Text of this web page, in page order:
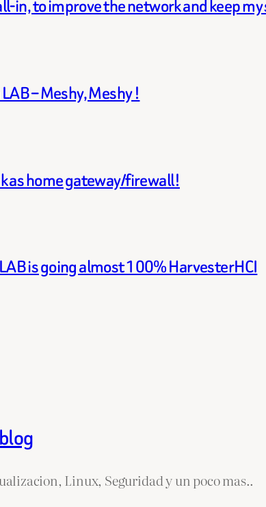
in, to improve the network and keep
– Meshy, Meshy !
as home gateway/firewall!
is going almost 100% HarvesterHCI
Linux, Seguridad y un poco mas..